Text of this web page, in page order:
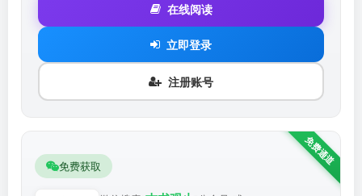
在线阅读
立即登录
注册账号
免费获取